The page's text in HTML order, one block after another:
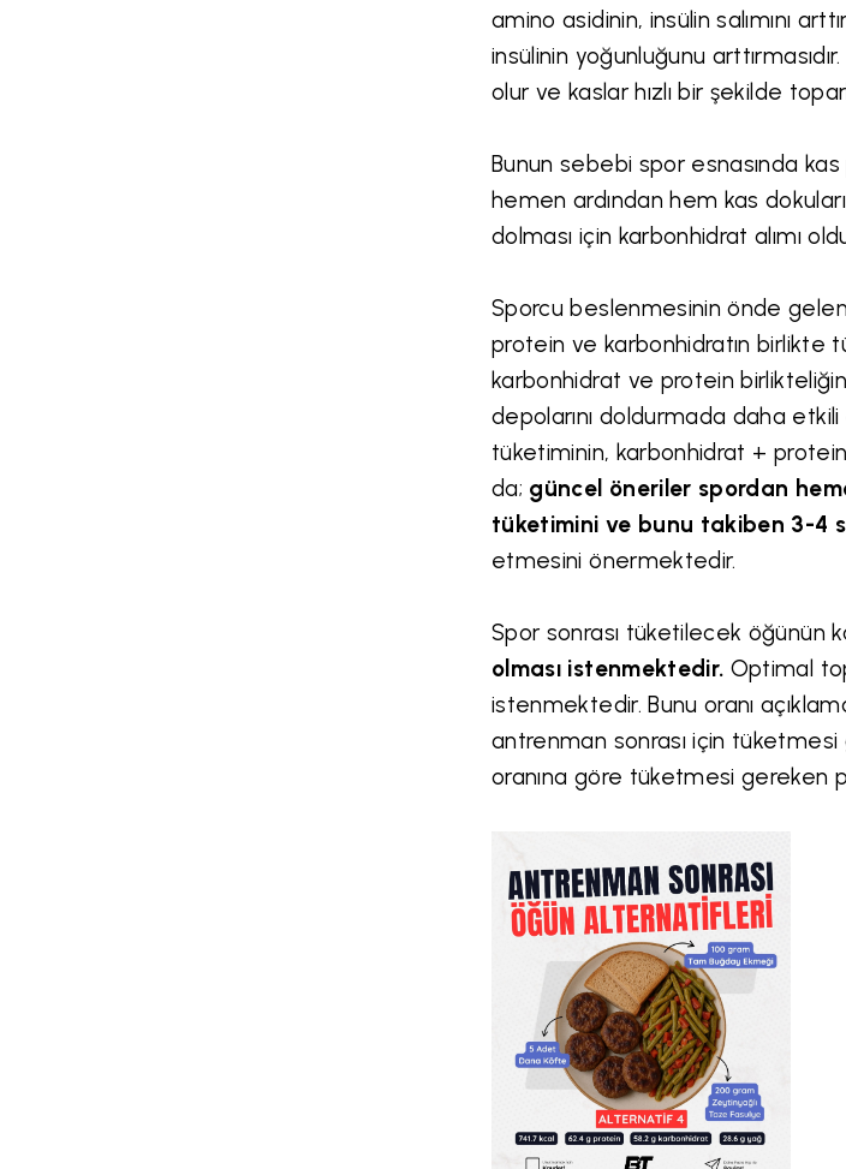
amino asidinin, insülin salımını
insülinin yoğunluğunu
olur ve kaslar hızlı bir şekilde
Bunun sebebi spor esnasında kas
hemen ardından hem kas
dolması için karbonhidrat alımı
Sporcu beslenmesinin önde
protein ve karbonhidratın birlikte
karbonhidrat ve protein
depolarını doldurmada daha
tüketiminin, karbonhidrat +
da; güncel öneriler spordan
tüketimini ve bunu takiben 3-4
etmesini önermektedir.
Spor sonrası tüketilecek öğünün
olması istenmektedir. Optimal
istenmektedir. Bunu oranı
antrenman sonrası için
oranına göre tüketmesi gereken